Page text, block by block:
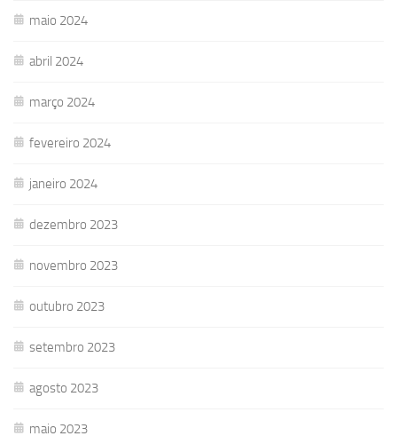
maio 2024
abril 2024
março 2024
fevereiro 2024
janeiro 2024
dezembro 2023
novembro 2023
outubro 2023
setembro 2023
agosto 2023
maio 2023